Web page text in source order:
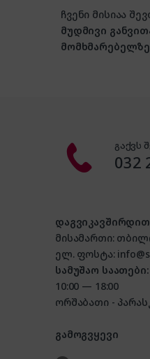
ჩვენი მისიაა
მუდმივი
გაქვს
032
დაგვიკავშირდით
მისამართი:
ელ. ფოსტა:
სამუშაო საათები:
10:00 — 18:00
ორშაბათი -
გამოგვყევი